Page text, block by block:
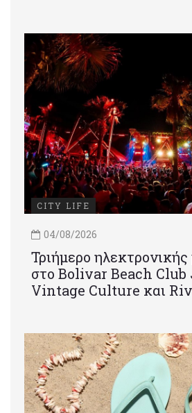
CITY LIFE
04/08/2026
Τριήμερο
στο Bolivar Beach Club
Vintage Culture και